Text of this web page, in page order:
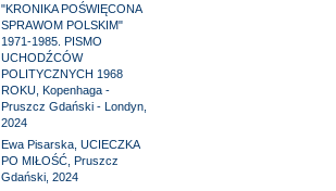
"KRONIKA POŚWIĘCONA
SPRAWOM POLSKIM"
1971-1985. PISMO
UCHODŹCÓW
POLITYCZNYCH 1968
ROKU, Kopenhaga -
Pruszcz Gdański - Londyn,
2024
Ewa Pisarska, UCIECZKA
PO MIŁOŚĆ, Pruszcz
Gdański, 2024